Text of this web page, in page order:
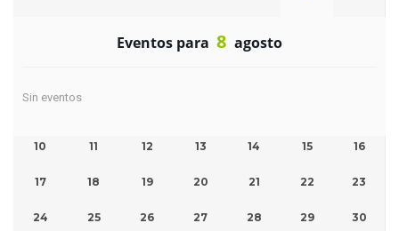
Eventos para 8 agosto
Sin eventos
10 11 12 13 14 15 16
17 18 19 20 21 22 23
24 25 26 27 28 29 30